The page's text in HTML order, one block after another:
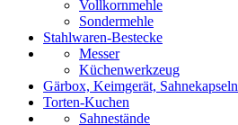
Vollkornmehle
Sondermehle
Stahlwaren-Bestecke
Messer
Küchenwerkzeug
Gärbox, Keimgerät, Sahnekapseln
Torten-Kuchen
Sahnestände